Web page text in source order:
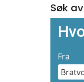
Søk
Fra